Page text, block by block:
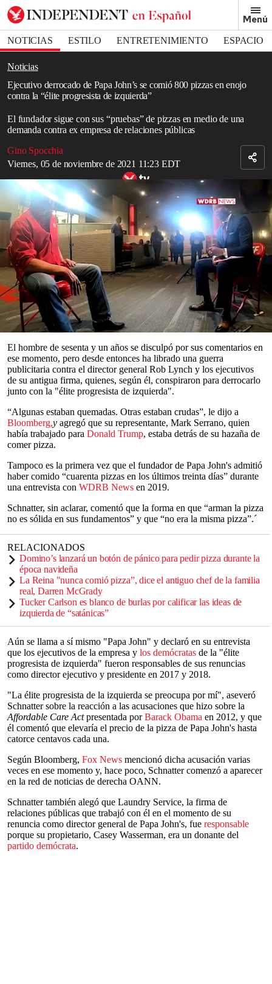
Menú
NOTICIAS ESTILO ENTRETENIMIENTO
ESPACIO
DEPORTES
Noticias
Ejecutivo derrocado de Papa John’s se comió 800 pizzas en enojo
contra la “élite progresista de izquierda”
El fundador sigue con sus “pruebas” de pizzas en medio de una
demanda contra ex empresa de relaciones públicas
Gino Spocchia
Viernes, 05 de noviembre de 2021 11:23 EDT
Bookmark popover
Removed from bookmarks
Close popover
seconds
seconds
Former Papa John's CEO says he's had over 40 pizzas in 30 days
and the quality has changed
Read in English
El ejecutivo y fundador derrocado de Papa John's reveló que ha
comido ochocientaspizzas
en los últimos dieciocho meses para
mostrar cómo la compañía ha caído sin él a la cabeza.
John Schnatter, que abrió su primer Papa John's en 1984, se vio
obligado a renunciar como director general y, después, como
presidente en 2018 tras una grabación filtrada de él mientras decía
uninsulto racista.
El hombre de sesenta y un años se disculpó por sus comentarios en
ese momento, pero desde entonces ha librado una guerra
publicitaria contra el director general Rob Lynch y los ejecutivos
de su antigua firma, quienes, según él, conspiraron para derrocarlo
junto con la "élite progresista de izquierda".
“Algunas estaban quemadas. Otras estaban crudas”, le dijo a
Bloomberg,y agregó que su representante, Mark Serrano, quien
había trabajado para Donald Trump, estaba detrás de su hazaña de
comer pizza.
Tampoco es la primera vez que el fundador de Papa John's admitió
haber comido “cuarenta pizzas en los últimos treinta días” durante
una entrevista con WDRB News en 2019.
Schnatter, sin aclarar, comentó que la forma en que “arman la pizza
no es sólida en sus fundamentos” y que “no era la misma pizza”.´
RELACIONADOS
Domino’s lanzará un botón de pánico para pedir pizza durante la
época navideña
La Reina "nunca comió pizza”, dice el antiguo chef de la familia
real, Darren McGrady
Tucker Carlson es blanco de burlas por calificar las ideas de
izquierda de “satánicas”
Aún se llama a sí mismo "Papa John" y declaró en su entrevista
que los ejecutivos de la empresa y los demócratas de la "élite
progresista de izquierda" fueron responsables de sus renuncias
como director ejecutivo y presidente en 2017 y 2018.
"La élite progresista de la izquierda se preocupa por mí", aseveró
Schnatter sobre la reacción a las acusaciones que hizo sobre la
Affordable Care Actpresentada porBarack Obama en 2012, y que
él comentó que elevaría el precio de la pizza de Papa John's hasta
catorce centavos cada una.
Según Bloomberg, Fox News mencionó dicha acusación varias
veces en ese momento y, hace poco, Schnatter comenzó a aparecer
en la red de noticias de derecha OANN.
Schnatter también alegó que Laundry Service, la firma de
relaciones públicas que trabajó con él en el momento de su
renuncia como director general de Papa John's, fue responsable
porque su propietario, Casey Wasserman, era un donante del
partido demócrata.